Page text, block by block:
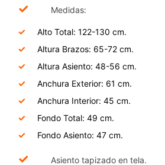
✓ Medidas:
Alto Total: 122-130 cm.
Altura Brazos: 65-72 cm.
Altura Asiento: 48-56 cm.
Anchura Exterior: 61 cm.
Anchura Interior: 45 cm.
Fondo Total: 49 cm.
Fondo Asiento: 47 cm.
✓ Asiento tapizado en tela.